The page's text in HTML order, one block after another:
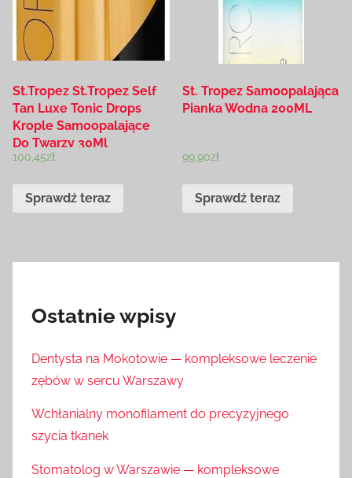
St.Tropez St.Tropez Self
Tan Luxe Tonic Drops
Krople Samoopalające
Do Twarzy 30Ml
100,45zł
Sprawdź teraz
St. Tropez Samoopalająca
Pianka Wodna 200ML
99,90zł
Sprawdź teraz
Ostatnie wpisy
Dentysta na Mokotowie — kompleksowe leczenie
zębów w sercu Warszawy
Wchłanialny monofilament do precyzyjnego
szycia tkanek
Stomatolog w Warszawie — kompleksowe